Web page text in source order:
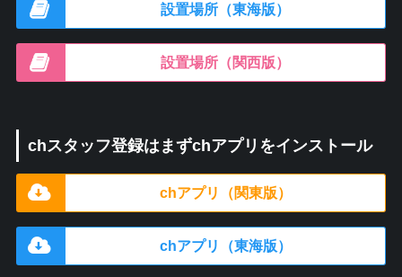
設置場所（東海版）
設置場所（関西版）
chスタッフ登録はまずchアプリをインストール
chアプリ（関東版）
chアプリ（東海版）